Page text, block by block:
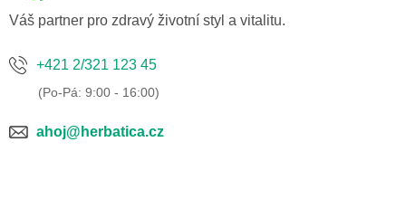
Váš partner pro zdravý životní styl a vitalitu.
+421 2/321 123 45
ahoj@herbatica.cz